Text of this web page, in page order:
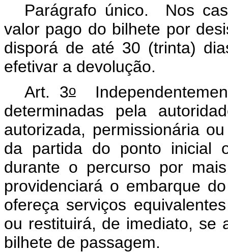
Parágrafo único. Nos
valor pago do bilhete por
disporá de até 30 (trinta)
efetivar a devolução.
Art. 3o
determinadas pela
autorizada, permissionária
da partida do ponto inicial
durante o percurso por
providenciará o embarque
ofereça serviços
ou restituirá, de imediato, se
bilhete de passagem.